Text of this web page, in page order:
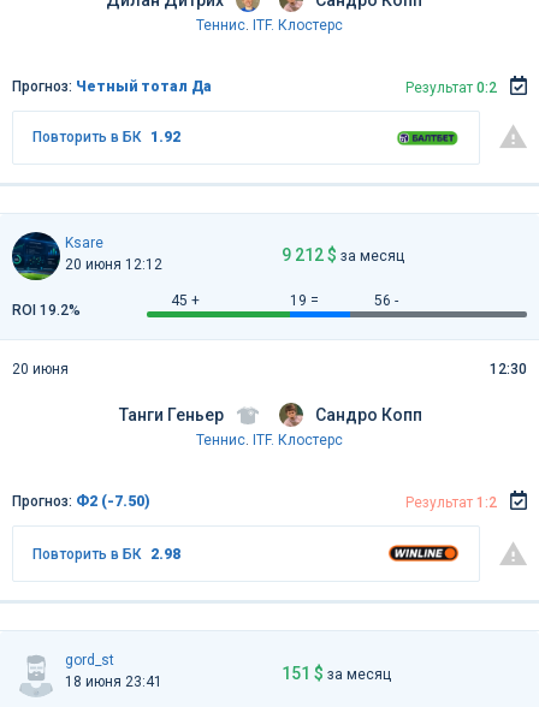
Теннис ITF. Клостерс
Прогноз: Четный тотал Да Результат 0:2
Повторить в БК 1.92
Ksare
20 июня 12:12
9 212 $ за месяц
45 + 19 = 56 -
ROI 19.2%
Танги Геньер
20 июня 12:30
Сандро Копп
Теннис ITF. Клостерс
Прогноз: Ф2 (-7.50) Результат 1:2
Повторить в БК 2.98
gord_st
18 июня 23:41
151 $ за месяц